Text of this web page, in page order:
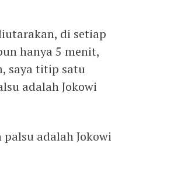
di setiap
hanya 5 menit,
saya titip satu
adalah Jokowi
adalah Jokowi